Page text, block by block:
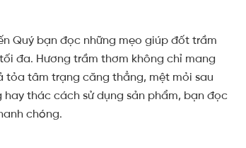
Quý bạn đọc những mẹo giúp đốt trầm
đa. Hương trầm thơm không chỉ mang
tỏa tâm trạng căng thẳng, mệt mỏi sau
thác cách sử dụng sản phẩm, bạn đọc
chóng.